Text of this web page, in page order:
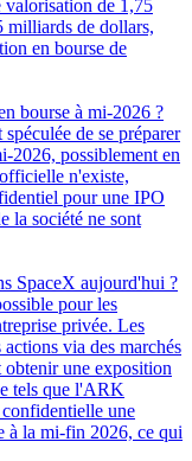
de 1,75
milliards de dollars,
en bourse de
bourse à mi-2026 ?
de se préparer
2026, possiblement en
n'existe,
pour une IPO
la société ne sont
SpaceX aujourd'hui ?
pour les
privée. Les
via des marchés
obtenir une exposition
tels que l'ARK
une
à la mi-fin 2026, ce qui